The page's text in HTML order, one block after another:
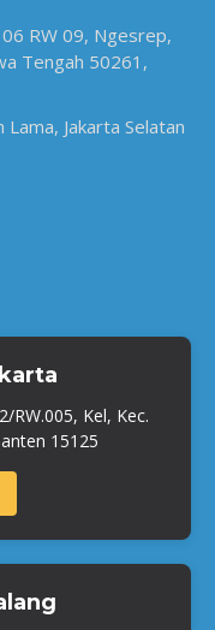
RW 09, Ngesrep,
Tengah 50261,
Lama, Jakarta Selatan
RW.005, Kel, Kec.
15125